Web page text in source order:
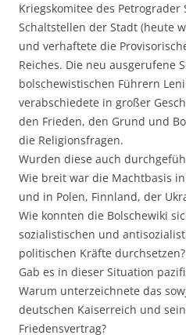
Kriegskomitee des Petrograder
Schaltstellen der Stadt (heute
und verhaftete die
Reiches. Die neu ausgerufene
bolschewistischen Führern
verabschiedete in großer
den Frieden, den Grund und
die Religionsfragen.
Wurden diese auch
Wie breit war die Machtbasis
und in Polen, Finnland, der
Wie konnten die Bolschewiki
sozialistischen und
politischen Kräfte durchsetzen?
Gab es in dieser Situation
Warum unterzeichnete das
deutschen Kaiserreich und
Friedensvertrag?